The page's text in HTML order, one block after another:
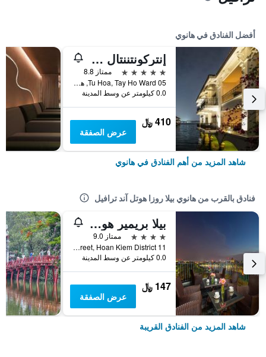
أفضل الفنادق في هانوي
إنتركونتننتال هانوي يستليك
5 نجوم
ممتاز 8.8
05 Tu Hoa, Tay Ho Ward, هانوي, فيتنام
0.0 كيلومتر عن وسط المدينة
410 ﷼
عرض الصفقة
شاهد المزيد من أهم الفنادق في هانوي
فنادق بالقرب من هانوي بيلا روزا هوتل آند ترافيل
بيلا بريمير هوتل آند روف توب سكايبار
4 نجوم
ممتاز 9.0
11 Cau Go Street, Hoan Kiem District, هانوي, فيتنام
0.0 كيلومتر عن وسط المدينة
147 ﷼
عرض الصفقة
شاهد المزيد من الفنادق القريبة